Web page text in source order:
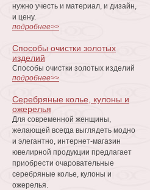
нужно учесть и материал, и дизайн,
и цену.
подробнее>>
Способы очистки золотых
изделий
Способы очистки золотых изделий
подробнее>>
Серебряные колье, кулоны и
ожерелья
Для современной женщины,
желающей всегда выглядеть модно
и элегантно, интернет-магазин
ювелирной продукции предлагает
приобрести очаровательные
серебряные колье, кулоны и
ожерелья.